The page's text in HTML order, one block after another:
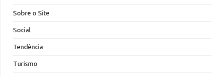
Sobre o Site
Social
Tendência
Turismo